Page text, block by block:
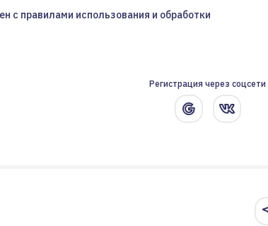
с правилами использования и обработки
Регистрация через соцсети